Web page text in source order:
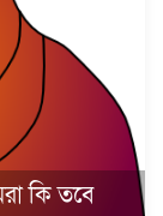
কি তবে